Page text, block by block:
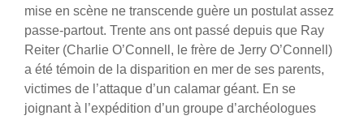
mise en scène ne transcende guère un postulat assez
passe-partout. Trente ans ont passé depuis que Ray
Reiter (Charlie O’Connell, le frère de Jerry O’Connell)
a été témoin de la disparition en mer de ses parents,
victimes de l’attaque d’un calamar géant. En se
joignant à l’expédition d’un groupe d’archéologues